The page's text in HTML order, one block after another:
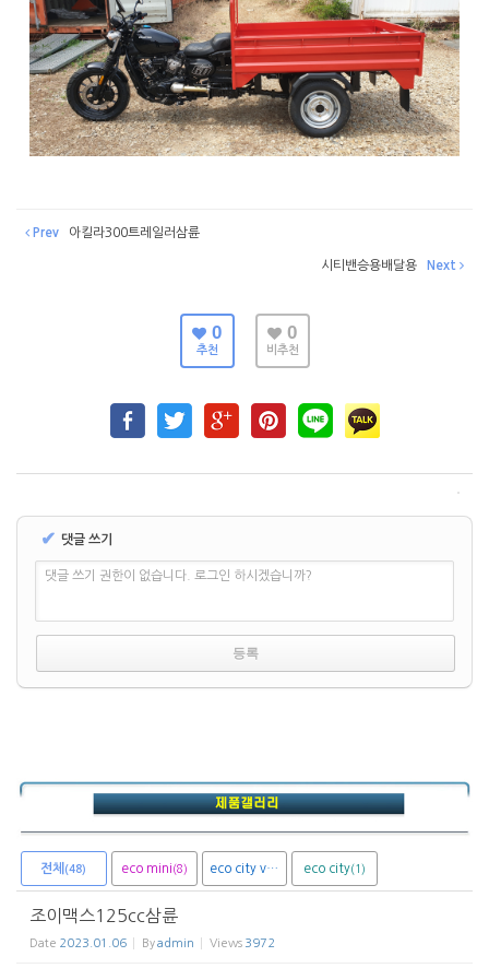
Prev 아킬라300트레일러삼륜
시티밴승용배달용 Next
0
추천
0
비추천
✔ 댓글 쓰기
댓글 쓰기 권한이 없습니다. 로그인 하시겠습니까?
전체 (48) eco mini (8) eco city van eco city(1)
조이맥스125cc삼륜
Date 2023.01.06 Byadmin Views 3972